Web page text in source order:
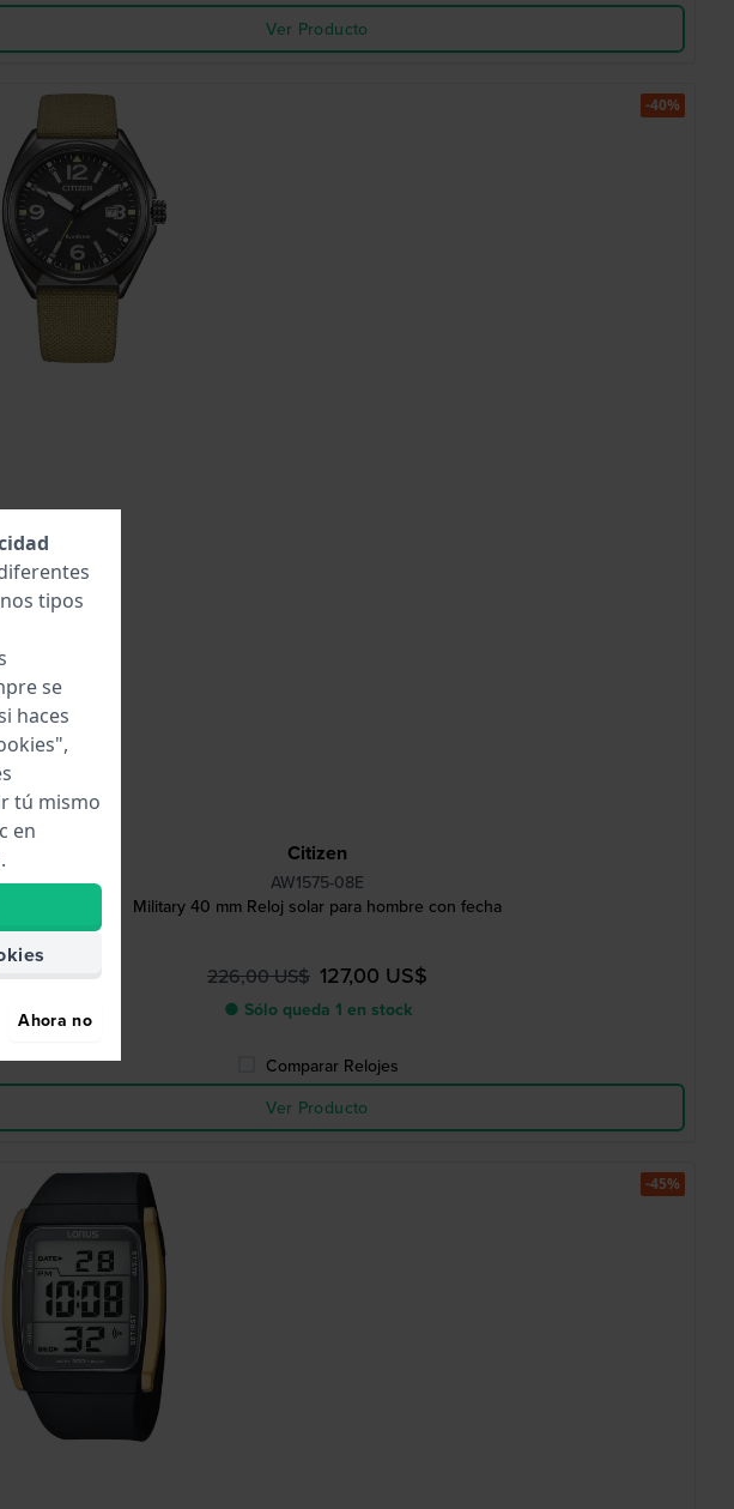
Ver Producto
Citizen
AW1575-08E
Military 40 mm Reloj solar para hombre con fecha
226,00 US$ 127,00 US$
● Sólo queda 1 en stock
Comparar Relojes
Ver Producto
-40%
-45%
tipos
se
haces
tú mismo
en
Ahora no